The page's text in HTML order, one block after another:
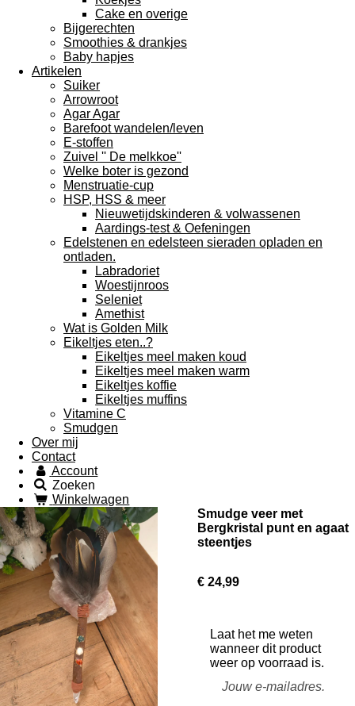
Cake en overige
Bijgerechten
Smoothies & drankjes
Baby hapjes
Artikelen
Suiker
Arrowroot
Agar Agar
Barefoot wandelen/leven
E-stoffen
Zuivel '' De melkkoe''
Welke boter is gezond
Menstruatie-cup
HSP, HSS & meer
Nieuwetijdskinderen & volwassenen
Aardings-test & Oefeningen
Edelstenen en edelsteen sieraden opladen en
ontladen.
Labradoriet
Woestijnroos
Seleniet
Amethist
Wat is Golden Milk
Eikeltjes eten..?
Eikeltjes meel maken koud
Eikeltjes meel maken warm
Eikeltjes koffie
Eikeltjes muffins
Vitamine C
Smudgen
Over mij
Contact
Account
Zoeken
Winkelwagen
Smudge veer met
Bergkristal punt en agaat
steentjes
€ 24,99
Laat het me weten
wanneer dit product
weer op voorraad is.